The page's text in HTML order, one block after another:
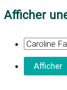
Afficher